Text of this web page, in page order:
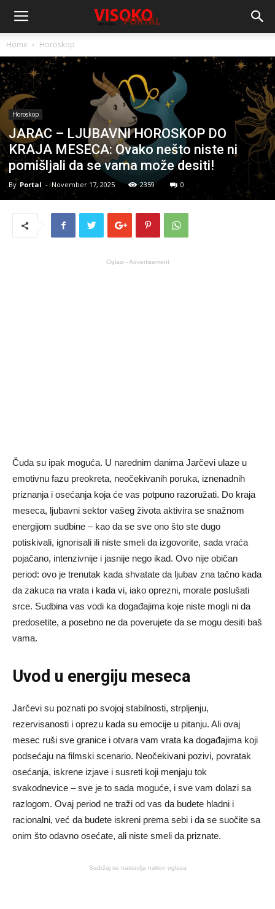
Home Horoskop
Horoskop
JARAC – LJUBAVNI HOROSKOP DO
KRAJA MESECA: Ovako nešto niste ni
pomišljali da se vama može desiti!
By Portal - November 17, 2025 2359 0
Oglasi - Advertisement
Čuda su ipak moguća. U narednim danima Jarčevi ulaze u
emotivnu fazu preokreta, neočekivanih poruka, iznenadnih
priznanja i osećanja koja će vas potpuno razoružati. Do kraja
meseca, ljubavni sektor vašeg života aktivira se snažnom
energijom sudbine – kao da se sve ono što ste dugo
potiskivali, ignorisali ili niste smeli da izgovorite, sada vraća
pojačano, intenzivnije i jasnije nego ikad. Ovo nije običan
period: ovo je trenutak kada shvatate da ljubav zna tačno kada
da zakuca na vrata i kada vi, iako oprezni, morate poslušati
srce. Sudbina vas vodi ka događajima koje niste mogli ni da
predosetite, a posebno ne da poverujete da se mogu desiti baš
vama.
Uvod u energiju meseca
Jarčevi su poznati po svojoj stabilnosti, strpljenju,
rezervisanosti i oprezu kada su emocije u pitanju. Ali ovaj
mesec ruši sve granice i otvara vam vrata ka događajima koji
podsećaju na filmski scenario. Neočekivani pozivi, povratak
osećanja, iskrene izjave i susreti koji menjaju tok
svakodnevice – sve je to sada moguće, i sve vam dolazi sa
razlogom. Ovaj period ne traži od vas da budete hladni i
racionalni, već da budete iskreni prema sebi i da se suočite sa
onim što odavno osećate, ali niste smeli da priznate.
Sadržaj se nastavlja nakon oglasa